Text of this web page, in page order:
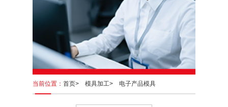
当前位置： 首页> 模具加工> 电子产品模具